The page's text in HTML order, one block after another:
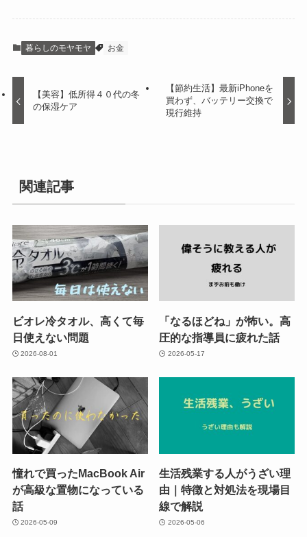
暮らしのモヤモヤ お金
【美容】低所得４０代の冬
の保湿ケア
【節約生活】最新iPhoneを
買わず、バッテリー交換で
現行維持
関連記事
ビオレ冷タオル、高くて毎
日使えない問題
2026-08-01
「なるほどね」が怖い。高
圧的な指導員に疲れた話
2026-05-17
憧れで買ったMacBook Air
が高級な置物になっている
話
2026-05-09
生活残業する人がうざい理
由｜特徴と対処法を現場目
線で解説
2026-05-06